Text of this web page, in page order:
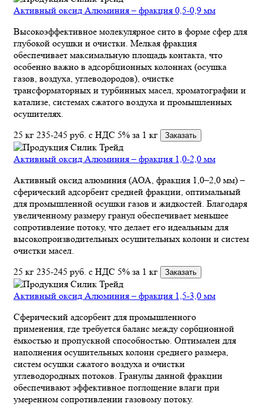
Активный оксид Алюминия – фракция 0,5-0,9 мм
Высокоэффективное молекулярное сито в форме сфер для
глубокой осушки и очистки. Мелкая фракция
обеспечивает максимальную площадь контакта, что
особенно важно в адсорбционных колоннах (осушка
газов, воздуха, углеводородов), очистке
трансформаторных и турбинных масел, хроматографии и
катализе, системах сжатого воздуха и промышленных
осушителях.
25 кг 235-245 руб. с НДС 5% за 1 кг Заказать
Активный оксид Алюминия – фракция 1,0-2,0 мм
Активный оксид алюминия (АОА, фракция 1,0–2,0 мм) –
сферический адсорбент средней фракции, оптимальный
для промышленной осушки газов и жидкостей. Благодаря
увеличенному размеру гранул обеспечивает меньшее
сопротивление потоку, что делает его идеальным для
высокопроизводительных осушительных колонн и систем
очистки масел.
25 кг 235-245 руб. с НДС 5% за 1 кг Заказать
Активный оксид Алюминия – фракция 1,5-3,0 мм
Сферический адсорбент для промышленного
применения, где требуется баланс между сорбционной
ёмкостью и пропускной способностью. Оптимален для
наполнения осушительных колонн среднего размера,
систем осушки сжатого воздуха и очистки
углеводородных потоков. Гранулы данной фракции
обеспечивают эффективное поглощение влаги при
умеренном сопротивлении газовому потоку.